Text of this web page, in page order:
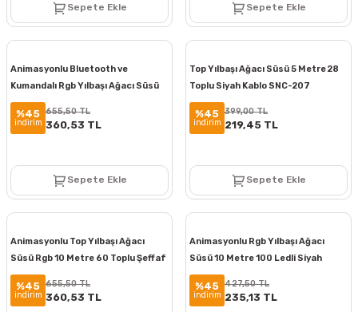
Sepete Ekle Sepete Ekle
Animasyonlu Bluetooth ve
Kumandalı Rgb Yılbaşı Ağacı Süsü
10 Metre 100 Ledli SNC-206-1
%45
indirim
655,50 TL
360,53 TL
Sepete Ekle
Top Yılbaşı Ağacı Süsü 5 Metre 28
Toplu Siyah Kablo SNC-207
%45
indirim
399,00 TL
219,45 TL
Sepete Ekle
Animasyonlu Top Yılbaşı Ağacı
Süsü Rgb 10 Metre 60 Toplu Şeffaf
Kablo SNC-208-1
%45
indirim
655,50 TL
360,53 TL
Animasyonlu Rgb Yılbaşı Ağacı
Süsü 10 Metre 100 Ledli Siyah
Kablolu Fiş Tipi SNC-209
%45
indirim
427,50 TL
235,13 TL